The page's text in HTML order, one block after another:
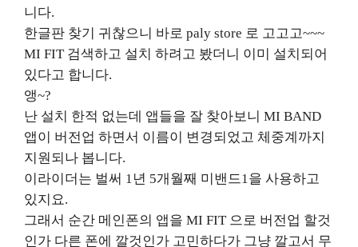
니다.
한글판 찾기 귀찮으니 바로 paly store 로 고고고~~~
MI FIT 검색하고 설치 하려고 봤더니 이미 설치되어
있다고 합니다.
앵~?
난 설치 한적 없는데 앱들을 잘 찾아보니 MI BAND
앱이 버전업 하면서 이름이 변경되었고 체중계까지
지원되나 봅니다.
이라이더는 벌써 1 년 5개월째 미밴드1 을 사용하고
있지요.
그래서 순간 메인폰의 앱을 MI FIT 으로 버전업 할것
인가 다른 폰에 깔것인가 고민하다가 그냥 깔고서 무